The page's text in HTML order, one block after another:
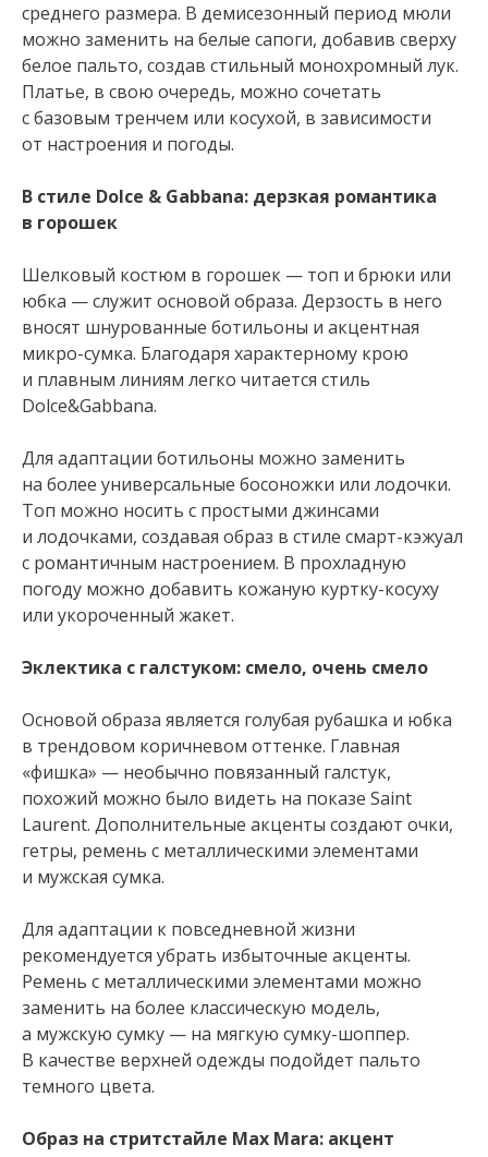
среднего размера. В демисезонный период мюли
можно заменить на белые сапоги, добавив сверху
белое пальто, создав стильный монохромный лук.
Платье, в свою очередь, можно сочетать
с базовым тренчем или косухой, в зависимости
от настроения и погоды.
В стиле Dolce & Gabbana: дерзкая романтика
в горошек
Шелковый костюм в горошек — топ и брюки или
юбка — служит основой образа. Дерзость в него
вносят шнурованные ботильоны и акцентная
микро-сумка. Благодаря характерному крою
и плавным линиям легко читается стиль
Dolce&Gabbana.
Для адаптации ботильоны можно заменить
на более универсальные босоножки или лодочки.
Топ можно носить с простыми джинсами
и лодочками, создавая образ в стиле смарт-кэжуал
с романтичным настроением. В прохладную
погоду можно добавить кожаную куртку-косуху
или укороченный жакет.
Эклектика с галстуком: смело, очень смело
Основой образа является голубая рубашка и юбка
в трендовом коричневом оттенке. Главная
«фишка» — необычно повязанный галстук,
похожий можно было видеть на показе Saint
Laurent. Дополнительные акценты создают очки,
гетры, ремень с металлическими элементами
и мужская сумка.
Для адаптации к повседневной жизни
рекомендуется убрать избыточные акценты.
Ремень с металлическими элементами можно
заменить на более классическую модель,
а мужскую сумку — на мягкую сумку-шоппер.
В качестве верхней одежды подойдет пальто
темного цвета.
Образ на стритстайле Max Mara: акцент